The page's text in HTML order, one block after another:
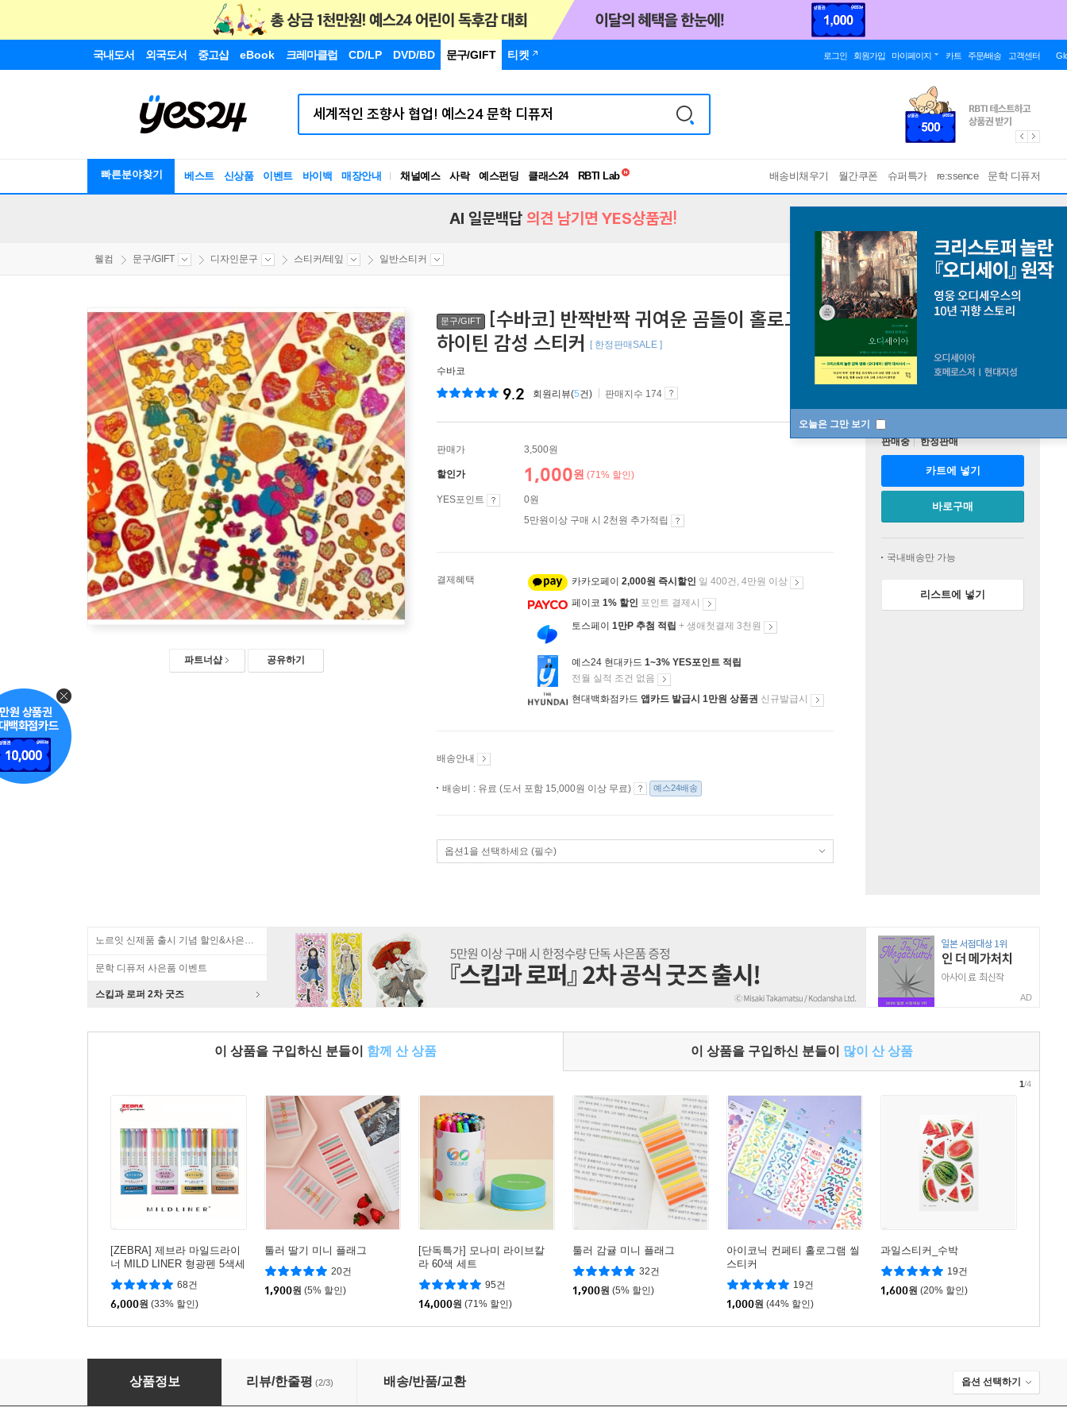
국내도서 외국도서 중고샵 eBook 크레마클럽 CD/LP DVD/BD 문구/GIFT 티켓 로그인 회원가입 마이페이지 카트 주문/배송 고객센터
빠른분야찾기 베스트 신상품 이벤트 바이백 매장안내 채널예스 사락 예스펀딩 클래스24
독서유형검사
배송비채우기 월간쿠폰 슈퍼특가 re:ssence 문학 디퓨저
오늘은 그만 보기
AI 일문백답 의견 남기면 YES상품권!
웰컴 문구/GIFT 디자인문구 스티커/테잎 일반스티커
파트너샵 공유하기
문구/GIFT
[수바코] 반짝반짝 귀여운 곰돌이 홀로그램 스티커 5종 빈티지 레트로
하이틴 감성 스티커
[ 한정판매SALE ]
수바코
9.2 회원리뷰(5건) 판매지수 174
판매가 3,500원
할인가 1,000원 (71% 할인)
YES포인트
0원
5만원이상 구매 시 2천원 추가적립
결제혜택 카카오페이 2,000원 즉시할인 일 400건, 4만원 이상
페이코 1% 할인 포인트 결제시
토스페이 1만P 추첨 적립 + 생애첫결제 3천원
예스24 현대카드 1~3% YES포인트 적립
전월 실적 조건 없음
현대백화점카드 앱카드 발급시 1만원 상품권 신규발급시
배송안내
배송비 : 유료 (도서 포함 15,000원 이상 무료) 예스24배송
옵션1을 선택하세요 (필수)
판매중 한정판매
카트에 넣기
바로구매
국내배송만 가능
리스트에 넣기
노르잇 신제품 출시 기념 할인&사은품 증정!
문학 디퓨저 사은품 이벤트
스킵과 로퍼 2차 굿즈 AD
이 상품을 구입하신 분들이 함께 산 상품 이 상품을 구입하신 분들이 많이 산 상품
[ZEBRA] 제브라 마일드라이
너 MILD LINER 형광펜 5색세
트
68건
6,000원 (33% 할인)
툴러 딸기 미니 플래그
20건
1,900원 (5% 할인)
[단독특가] 모나미 라이브칼
라 60색 세트
95건
14,000원 (71% 할인)
툴러 감귤 미니 플래그
32건
1,900원 (5% 할인)
아이코닉 컨페티 홀로그램 씰
스티커
19건
1,000원 (44% 할인)
과일스티커_수박
19건
1,600원 (20% 할인)
1/4
[수바코] 반짝반짝 귀여운 곰돌이 홀로그램 스티커 5종 빈티지 레트로 하이틴 감성 스티커
상품정보 리뷰/한줄평 (2/3) 배송/반품/교환 옵션 선택하기